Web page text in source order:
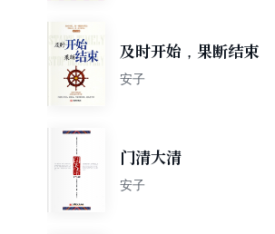
及时开始，果断结束
安子
门清大清
安子